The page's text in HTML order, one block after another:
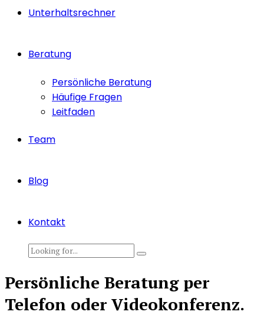
Unterhaltsrechner
Beratung
Persönliche Beratung
Häufige Fragen
Leitfaden
Team
Blog
Kontakt
Persönliche Beratung per
Telefon oder Videokonferenz.